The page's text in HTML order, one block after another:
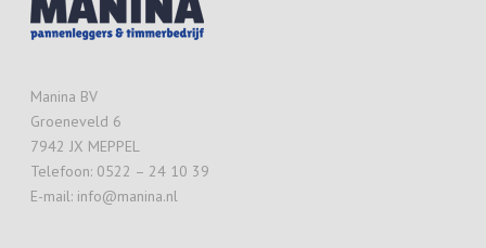
Manina BV
Groeneveld 6
7942 JX MEPPEL
Telefoon: 0522 – 24 10 39
E-mail: info@manina.nl